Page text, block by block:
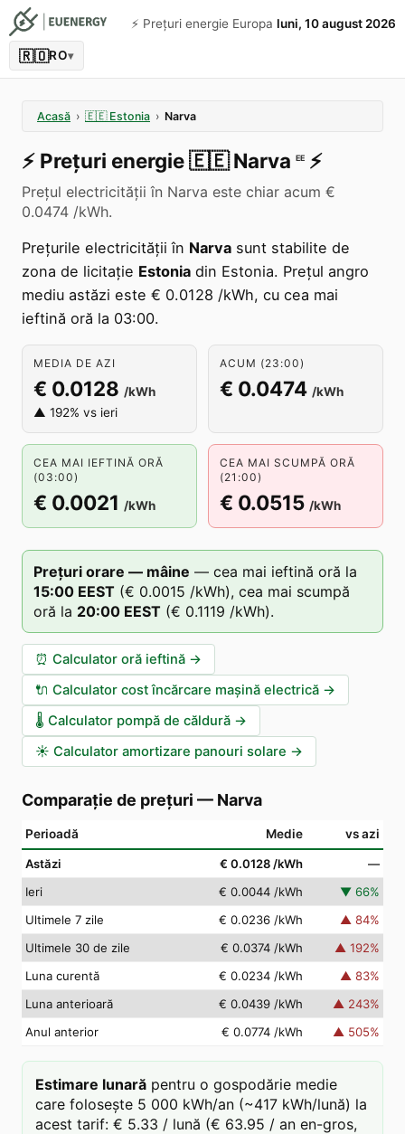
⚡️ Prețuri energie Europa luni, 10 august 2026
🇷🇴RO▾
Acasă › 🇪🇪 Estonia › Narva
⚡️ Prețuri energie🇪🇪 Narva EE ⚡️
Prețul electricității în Narva este chiar acum €
0.0474 /kWh.
Prețurile electricității în Narva sunt stabilite de
zona de licitație Estonia din Estonia. Prețul angro
mediu astăzi este € 0.0128 /kWh, cu cea mai
ieftină oră la 03:00.
MEDIA DE AZI
€ 0.0128 /kWh
▲ 192% vs ieri
ACUM (23:00)
€ 0.0474 /kWh
CEA MAI IEFTINĂ ORĂ
(03:00)
€ 0.0021 /kWh
CEA MAI SCUMPĂ ORĂ
(21:00)
€ 0.0515 /kWh
Prețuri orare — mâine — cea mai ieftină oră la
15:00 EEST (€ 0.0015 /kWh), cea mai scumpă
oră la 20:00 EEST (€ 0.1119 /kWh).
⏰ Calculator oră ieftină →
🔌 Calculator cost încărcare mașină electrică →
🌡️ Calculator pompă de căldură →
☀️ Calculator amortizare panouri solare →
Comparație de prețuri — Narva
Perioadă Medie vs azi
Astăzi € 0.0128 /kWh
—
Ieri
€ 0.0044 /kWh ▼ 66%
Ultimele 7 zile
€ 0.0236 /kWh ▲ 84%
Ultimele 30 de zile
€ 0.0374 /kWh ▲ 192%
Luna curentă
€ 0.0234 /kWh ▲ 83%
Luna anterioară
€ 0.0439 /kWh ▲ 243%
Anul anterior
€ 0.0774 /kWh ▲ 505%
Estimare lunară pentru o gospodărie medie
care folosește 5 000 kWh/an (~417 kWh/lună) la
acest tarif: € 5.33 / lună (€ 63.95 / an en-gros,